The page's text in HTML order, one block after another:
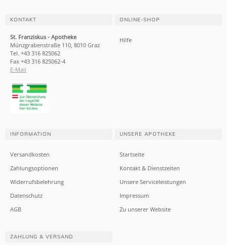
KONTAKT
St. Franziskus - Apotheke
Münzgrabenstraße 110, 8010 Graz
Tel. +43 316 825062
Fax +43 316 825062-4
E-Mail
ONLINE-SHOP
Hilfe
INFORMATION
Versandkosten
Zahlungsoptionen
Widerrufsbelehrung
Datenschutz
AGB
UNSERE APOTHEKE
Startseite
Kontakt & Dienstzeiten
Unsere Serviceleistungen
Impressum
Zu unserer Website
ZAHLUNG & VERSAND